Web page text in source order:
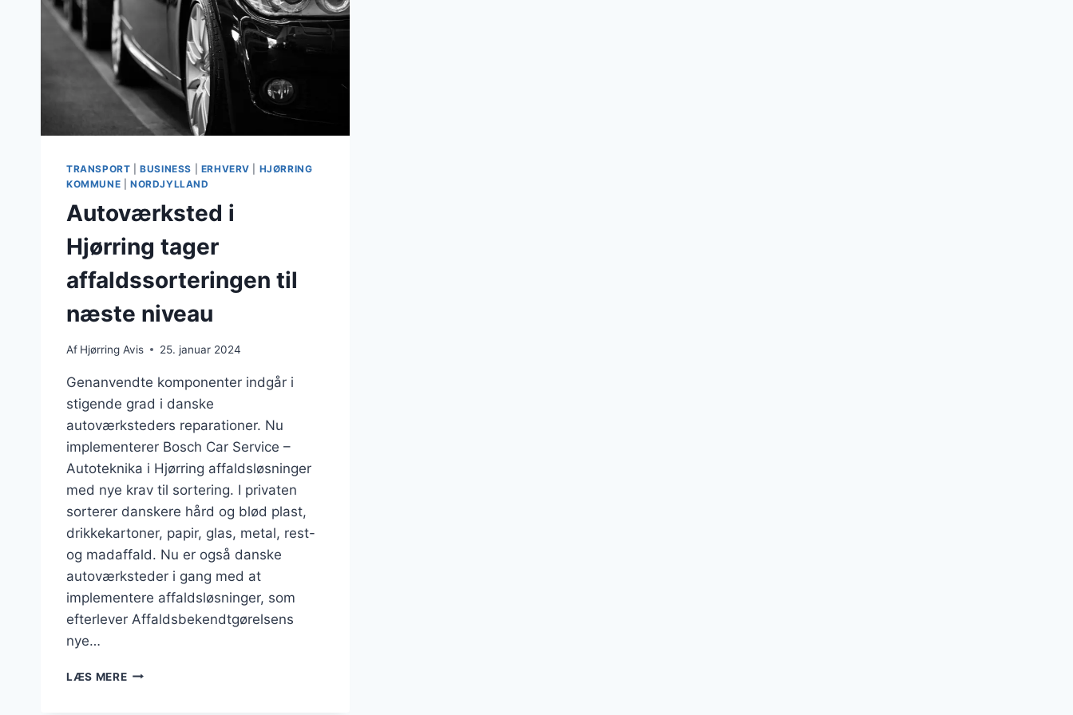
TRANSPORT |BUSINESS ERHVERV
HJØRRING
KOMMUNE
NORDJYLLAND
Autoværksted i
Hjørring tager
affaldssorteringen til
næste niveau
Af Hjørring Avis 25. januar 2024
Genanvendte komponenter indgår i
stigende grad i danske
autoværksteders reparationer. Nu
implementerer Bosch Car Service –
Autoteknika i Hjørring affaldsløsninger
med nye krav til sortering. I privaten
sorterer danskere hård og blød plast,
drikkekartoner, papir, glas, metal, rest-
og madaffald. Nu er også danske
autoværksteder i gang med at
implementere affaldsløsninger, som
efterlever Affaldsbekendtgørelsens
nye…
LÆS MEREAUTOVÆRKSTED